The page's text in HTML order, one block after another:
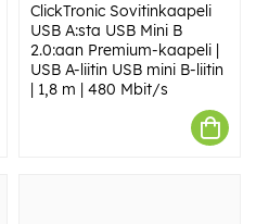
ClickTronic Sovitinkaapeli
USB A:sta USB Mini B
2.0:aan Premium-kaapeli |
USB A-liitin USB mini B-liitin
| 1,8 m | 480 Mbit/s